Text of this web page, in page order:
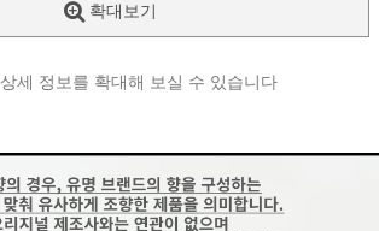
확대보기
상세 정보를 확대해 보실 수 있습니다